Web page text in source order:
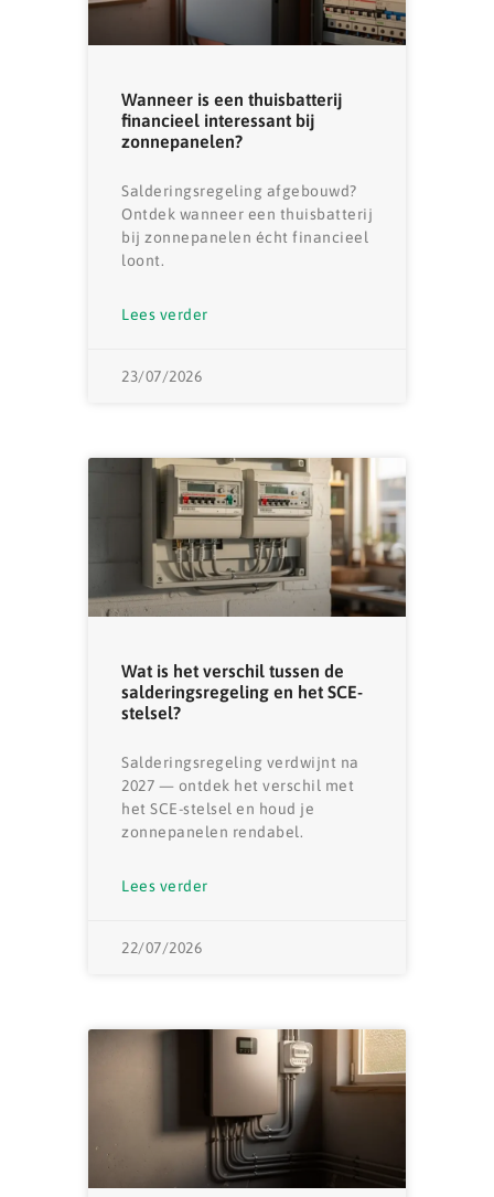
Wanneer is een thuisbatterij
financieel interessant bij
zonnepanelen?
Salderingsregeling afgebouwd?
Ontdek wanneer een thuisbatterij
bij zonnepanelen écht financieel
loont.
Lees verder
23/07/2026
Wat is het verschil tussen de
salderingsregeling en het SCE-
stelsel?
Salderingsregeling verdwijnt na
2027 — ontdek het verschil met
het SCE-stelsel en houd je
zonnepanelen rendabel.
Lees verder
22/07/2026